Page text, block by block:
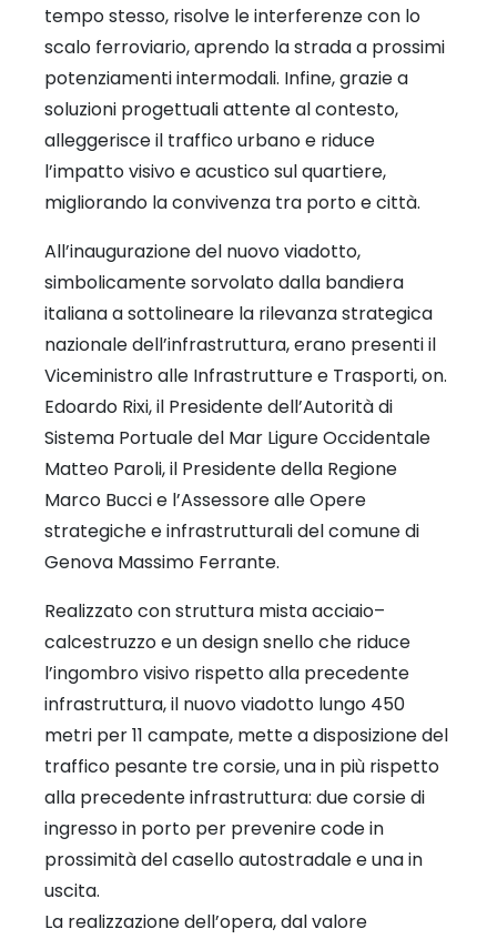
tempo stesso, risolve le interferenze con lo
scalo ferroviario, aprendo la strada a prossimi
potenziamenti intermodali. Infine, grazie a
soluzioni progettuali attente al contesto,
alleggerisce il traffico urbano e riduce
l’impatto visivo e acustico sul quartiere,
migliorando la convivenza tra porto e città.
All’inaugurazione del nuovo viadotto,
simbolicamente sorvolato dalla bandiera
italiana a sottolineare la rilevanza strategica
nazionale dell’infrastruttura, erano presenti il
Viceministro alle Infrastrutture e Trasporti, on.
Edoardo Rixi, il Presidente dell’Autorità di
Sistema Portuale del Mar Ligure Occidentale
Matteo Paroli, il Presidente della Regione
Marco Bucci e l’Assessore alle Opere
strategiche e infrastrutturali del comune di
Genova Massimo Ferrante.
Realizzato con struttura mista acciaio–
calcestruzzo e un design snello che riduce
l’ingombro visivo rispetto alla precedente
infrastruttura, il nuovo viadotto lungo 450
metri per 11 campate, mette a disposizione del
traffico pesante tre corsie, una in più rispetto
alla precedente infrastruttura: due corsie di
ingresso in porto per prevenire code in
prossimità del casello autostradale e una in
uscita.
La realizzazione dell’opera, dal valore